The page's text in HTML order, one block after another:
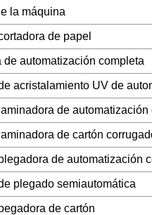
la máquina
de papel
de automatización completa
acristalamiento UV de
de automatización
de cartón
de automatización
plegado semiautomática
de cartón